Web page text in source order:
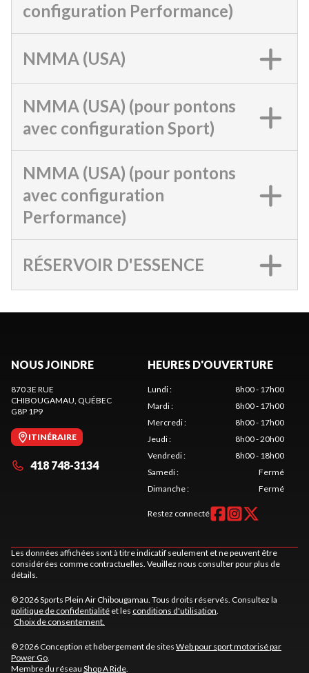
configuration Performance)
NMMA (USA)
NMMA (USA) (pour pontons
avec configuration Sport)
NMMA (USA) (pour pontons
avec configuration
Performance)
RÉSERVOIR D'ESSENCE
NOUS JOINDRE
870 3E RUE
CHIBOUGAMAU, QUÉBEC
G8P 1P9
ITINÉRAIRE
418 748-3134
HEURES D'OUVERTURE
Lundi:
8h00 - 17h00
Mardi:
8h00 - 17h00
Mercredi:
8h00 - 17h00
Jeudi:
8h00 - 20h00
Vendredi:
8h00 - 18h00
Samedi:
Fermé
Dimanche: Fermé
Restez connecté
Les données affichées sont à titre indicatif seulement et ne peuvent être
considérées comme contractuelles. Veuillez nous consulter pour plus de
détails.
© 2026 Sports Plein Air Chibougamau. Tous droits réservés. Consultez la
politique de confidentialité et les conditions d'utilisation.
Choix de consentement.
© 2026 Conception et hébergement de sites Web pour sport motorisé par
Power Go.
Membre du réseau Shop A Ride.